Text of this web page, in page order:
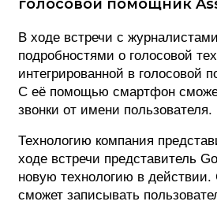
голосовой помощник
В ходе встречи с
подробностями о голосовой
интегрированной в голосовой
С её помощью смартфон
звонки от имени пользователя.
Технологию компания
ходе встречи представитель
новую технологию в действии.
сможет записывать
БИЗНЕС